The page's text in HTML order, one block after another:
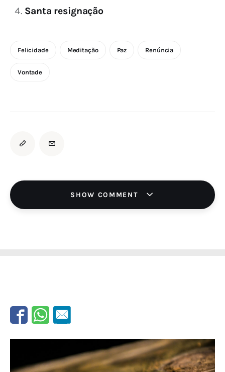
Santa resignação
Felicidade Meditação Paz Renúncia
Vontade
SHOW COMMENT